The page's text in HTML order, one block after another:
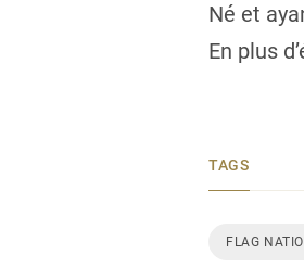
Né et
En plus
TAGS
FLAG